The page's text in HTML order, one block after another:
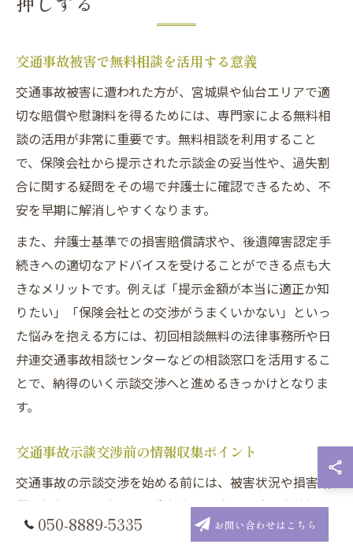
交通事故被害で無料相談を活用する意義
交通事故被害に遭われた方が、宮城県や仙台エリアで適
切な賠償や慰謝料を得るためには、専門家による無料相
談の活用が非常に重要です。無料相談を利用すること
で、保険会社から提示された示談金の妥当性や、過失割
合に関する疑問をその場で弁護士に確認できるため、不
安を早期に解消しやすくなります。
また、弁護士基準での損害賠償請求や、後遺障害認定手
続きへの適切なアドバイスを受けることができる点も大
きなメリットです。例えば「提示金額が本当に適正か知
りたい」「保険会社との交渉がうまくいかない」といっ
た悩みを抱える方には、初回相談無料の法律事務所や日
弁連交通事故相談センターなどの相談窓口を活用するこ
とで、納得のいく示談交渉へと進めるきっかけとなりま
す。
交通事故示談交渉前の情報収集ポイント
交通事故の示談交渉を始める前には、被害状況や損害賠
償の根拠となる資料、過失割合の目安、後遺障害等級や
治療期間の記録など、重要な情報をしっかりと整理・収
050-8889-5335 お問い合わせはこちら